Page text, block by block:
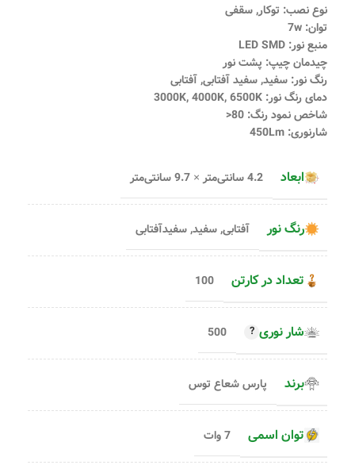
نوع نصب: توکار, سقفی
توان: 7w
منبع نور: LED SMD
چیدمان چیپ: پشت نور
رنگ نور: سفید, سفید آفتابی, آفتابی
دمای رنگ نور: 3000K, 4000K, 6500K
شاخص نمود رنگ: 80<
شارنوری: 450Lm
ابعاد 4.2 سانتی‌متر × 9.7 سانتی‌متر
رنگ نور آفتابی,سفید,سفیدآفتابی
تعداد در کارتن 100
شار نوری 500
برند پارس شعاع توس
توان اسمی 7 وات